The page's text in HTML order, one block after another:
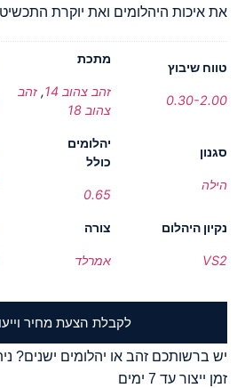
את איכות היהלומים ואת יוקרת
טווח שיבוץ
0.30-2.00
מתכת
זהב צהוב 14 , זהב
צהוב 18
סגנון
הילה
יהלומים
כולל
0.65
נקיון היהלום
VS2
צורה
אמרלד
לקבלת הצעת מחיר
יש ברשותכם זהב או יהלומים ישנים?
זמן ייצור עד 7 ימים